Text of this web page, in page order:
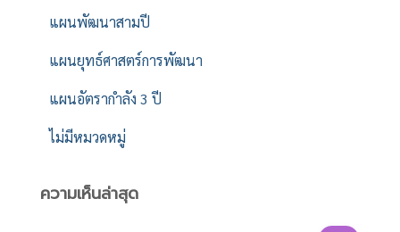
แผนพัฒนาสามปี
แผนยุทธ์ศาสตร์การพัฒนา
แผนอัตรากำลัง 3 ปี
ไม่มีหมวดหมู่
ความเห็นล่าสุด